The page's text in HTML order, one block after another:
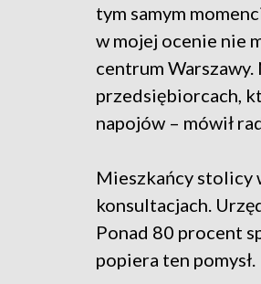
tym samym
w mojej ocenie nie
centrum
przedsiębiorcach,
napojów – mówił
Mieszkańcy stolicy
konsultacjach.
Ponad 80 procent
popiera ten pomysł.